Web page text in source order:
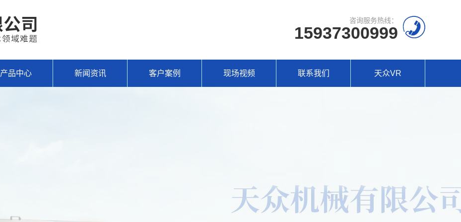
咨询服务热线：
15937300999
产品中心 新闻资讯 客户案例 现场视频 联系我们 天众VR